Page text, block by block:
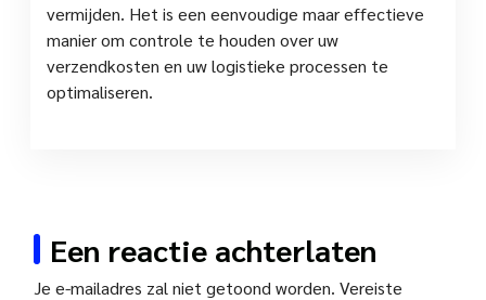
vermijden. Het is een eenvoudige maar effectieve
manier om controle te houden over uw
verzendkosten en uw logistieke processen te
optimaliseren.
Een reactie achterlaten
Je e-mailadres zal niet getoond worden. Vereiste